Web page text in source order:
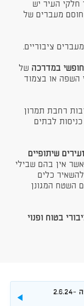
העיר יש
חוסם מעברים של
ציבוריים.
במדרכה של
השפה או בצמוד
רחבת תמרון
לבתים
שיתופיים
אין בהם שבילי
להשאיר כלים
השטח המגונן
בטוח ופנוי
תוספת סעיף להיתר - קול קורא לתקופה 2.6.24-